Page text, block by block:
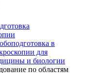
в
для
и биологии